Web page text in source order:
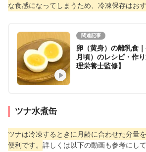
な食感になってしまうため、冷凍保存はおす
関連記事
卵（黄身）の離乳食
月頃）のレシピ・作
理栄養士監修】
ツナ水煮缶
ツナは冷凍するときに月齢に合わせた分量
便利です。 詳しくは以下の動画も参考にして